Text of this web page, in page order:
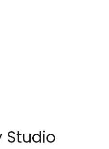
Studio